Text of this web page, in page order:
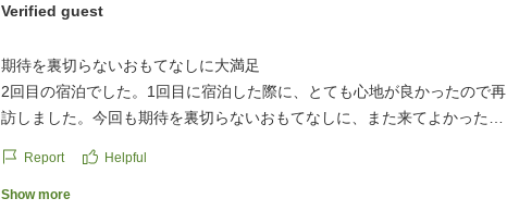
Verified guest
期待を裏切らないおもてなしに大満足
2回目の宿泊でした。1回目に宿泊した際に、とても心地が良かったので再
訪しました。今回も期待を裏切らないおもてなしに、また来てよかったと
だ訪れたことない季節にまた伺いたいと思います!
他の画像やクチコミの詳細はこちらから
Report Helpful
Show more